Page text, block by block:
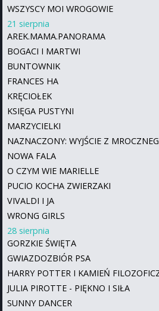
WSZYSCY MOI WROGOWIE
21 sierpnia
AREK.MAMA.PANORAMA
BOGACI I MARTWI
BUNTOWNIK
FRANCES HA
KRĘCIOŁEK
KSIĘGA PUSTYNI
MARZYCIELKI
NAZNACZONY: WYJŚCIE Z
NOWA FALA
O CZYM WIE MARIELLE
PUCIO KOCHA ZWIERZAKI
VIVALDI I JA
WRONG GIRLS
28 sierpnia
GORZKIE ŚWIĘTA
GWIAZDOZBIÓR PSA
HARRY POTTER I KAMIEŃ
JULIA PIROTTE - PIĘKNO I SIŁA
SUNNY DANCER